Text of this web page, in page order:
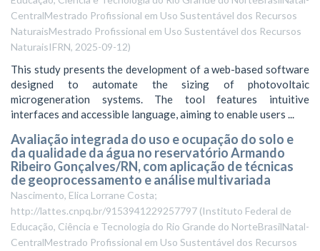
CentralMestrado Profissional em Uso Sustentável dos Recursos
NaturaisMestrado Profissional em Uso Sustentável dos Recursos
NaturaisIFRN, 2025-09-12)
This study presents the development of a web-based software
designed to automate the sizing of photovoltaic
microgeneration systems. The tool features intuitive
interfaces and accessible language, aiming to enable users ...
Avaliação integrada do uso e ocupação do solo e
da qualidade da água no reservatório Armando
Ribeiro Gonçalves/RN, com aplicação de técnicas
de geoprocessamento e análise multivariada
Nascimento, Elica Lorrane Costa;
http://lattes.cnpq.br/9153941229257797 (Instituto Federal de
Educação, Ciência e Tecnologia do Rio Grande do NorteBrasilNatal-
CentralMestrado Profissional em Uso Sustentável dos Recursos